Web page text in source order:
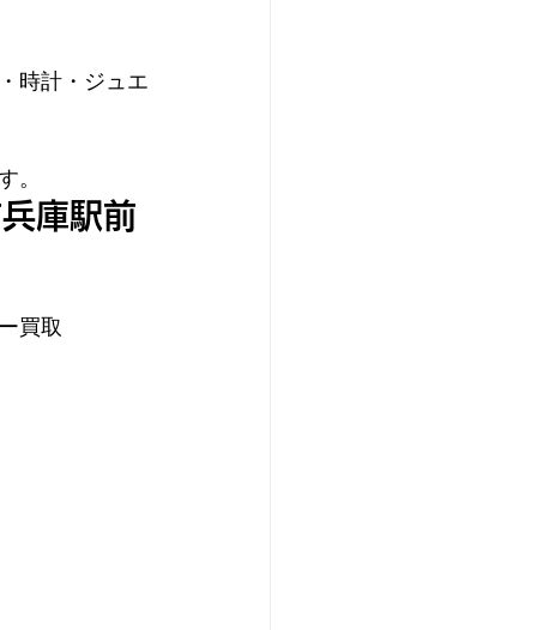
時計・ジュエ
。
庫駅前
買取